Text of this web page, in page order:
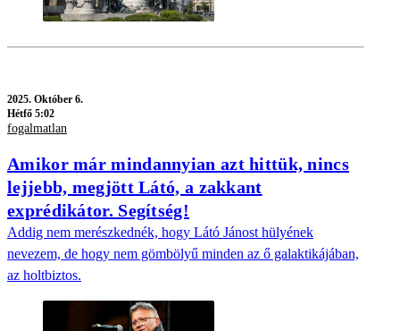
2025. Október 6.
Hétfő 5:02
fogalmatlan
Amikor már mindannyian azt hittük, nincs
lejjebb, megjött Látó, a zakkant
exprédikátor. Segítség!
Addig nem merészkednék, hogy Látó Jánost hülyének
nevezem, de hogy nem gömbölyű minden az ő galaktikájában,
az holtbiztos.